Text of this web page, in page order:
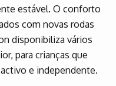
estável. O conforto
com novas rodas
disponibiliza vários
para crianças que
e independente.